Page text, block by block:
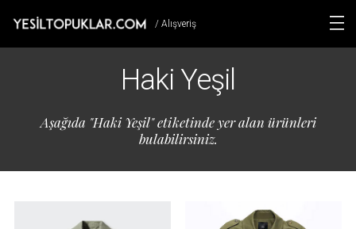
/ Alışveriş
Haki Yeşil
Aşağıda "Haki Yeşil" etiketinde yer alan ürünleri
bulabilirsiniz.